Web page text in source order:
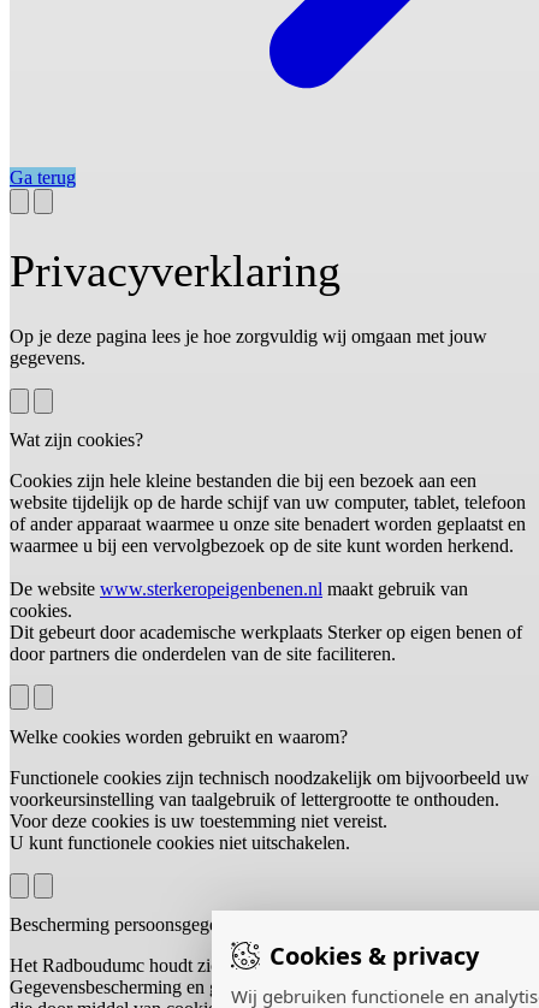
Cookies & privacy
Wij gebruiken functionele en
Ga terug
Privacyverklaring
Op je deze pagina lees je hoe zorgvuldig wij omgaan met jouw
gegevens.
Wat zijn cookies?
Cookies zijn hele kleine bestanden die bij een bezoek aan een
website tijdelijk op de harde schijf van uw computer, tablet, telefoon
of ander apparaat waarmee u onze site benadert worden geplaatst en
waarmee u bij een vervolgbezoek op de site kunt worden herkend.
De website www.sterkeropeigenbenen.nl maakt gebruik van
cookies.
Dit gebeurt door academische werkplaats Sterker op eigen benen of
door partners die onderdelen van de site faciliteren.
Welke cookies worden gebruikt en waarom?
Functionele cookies zijn technisch noodzakelijk om bijvoorbeeld uw
voorkeursinstelling van taalgebruik of lettergrootte te onthouden.
Voor deze cookies is uw toestemming niet vereist.
U kunt functionele cookies niet uitschakelen.
Bescherming persoonsgegevens
Het Radboudumc houdt zich aan de Algemene Verordening
Gegevensbescherming en gaat vertrouwelijk om met de gegevens